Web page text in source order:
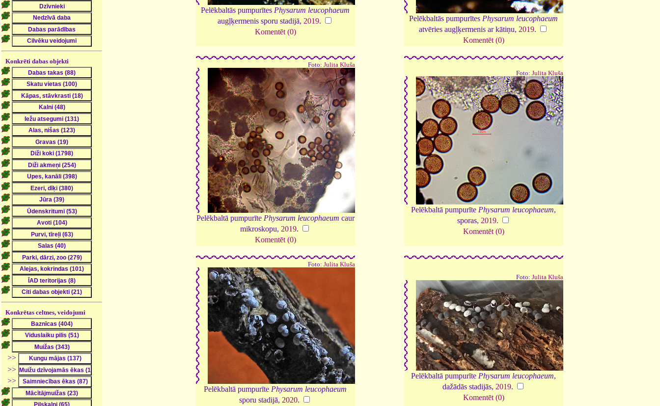
Konkrēti dabas objekti
Konkrētas celtnes, veidojumi
>>
>>
>>
Pelēkbaltās pumpurītes Physarum leucophaeum
augļķermenis sporu stadijā, 2019.
Komentēt (0)
Pelēkbaltās pumpurītes Physarum leucophaeum
atvēries augļķermenis ar kātiņu, 2019.
Komentēt (0)
Foto: Julita Kluša
Pelēkbaltā pumpurīte Physarum leucophaeum caur
mikroskopu, 2019.
Komentēt (0)
Foto: Julita Kluša
Pelēkbaltā pumpurīte Physarum leucophaeum,
sporas, 2019.
Komentēt (0)
Foto: Julita Kluša
Pelēkbaltā pumpurīte Physarum leucophaeum
sporu stadijā, 2020.
Foto: Julita Kluša
Pelēkbaltā pumpurīte Physarum leucophaeum,
dažādās stadijās, 2019.
Komentēt (0)